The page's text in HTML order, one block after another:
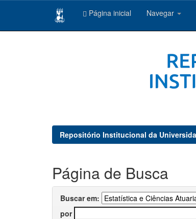
Página inicial Navegar
Repositório Institucional da
Página de Busca
Buscar em:
por